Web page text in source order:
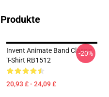
Invent Animate Band Classic
T-Shirt RB1512
20,93 £ - 24,09 £
-20%